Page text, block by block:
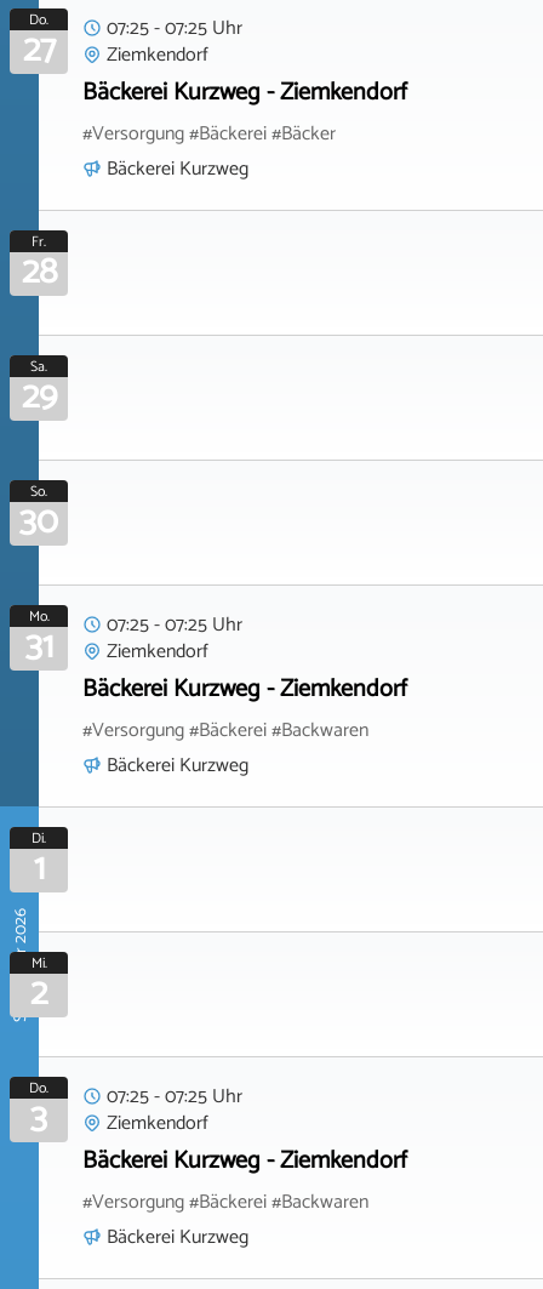
Do.
27
07:25 - 07:25 Uhr
Ziemkendorf
Bäckerei Kurzweg - Ziemkendorf
#Versorgung #Bäckerei #Bäcker
Bäckerei Kurzweg
Fr.
28
Sa.
29
So.
30
Mo.
31
07:25 - 07:25 Uhr
Ziemkendorf
Bäckerei Kurzweg - Ziemkendorf
#Versorgung #Bäckerei #Backwaren
Bäckerei Kurzweg
September 2026
Di.
1
Mi.
2
Do.
3
07:25 - 07:25 Uhr
Ziemkendorf
Bäckerei Kurzweg - Ziemkendorf
#Versorgung #Bäckerei #Backwaren
Bäckerei Kurzweg